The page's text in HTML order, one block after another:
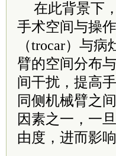
在此背景下
手术空间与操
（trocar）与
臂的空间分布
间干扰，提高
同侧机械臂之
因素之一，一
由度，进而影